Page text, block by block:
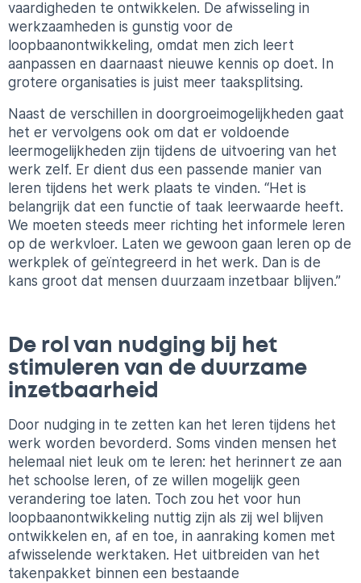
vaardigheden te ontwikkelen. De afwisseling in
werkzaamheden is gunstig voor de
loopbaanontwikkeling, omdat men zich leert
aanpassen en daarnaast nieuwe kennis op doet. In
grotere organisaties is juist meer taaksplitsing.
Naast de verschillen in doorgroeimogelijkheden gaat
het er vervolgens ook om dat er voldoende
leermogelijkheden zijn tijdens de uitvoering van het
werk zelf. Er dient dus een passende manier van
leren tijdens het werk plaats te vinden. “Het is
belangrijk dat een functie of taak leerwaarde heeft.
We moeten steeds meer richting het informele leren
op de werkvloer. Laten we gewoon gaan leren op de
werkplek of geïntegreerd in het werk. Dan is de
kans groot dat mensen duurzaam inzetbaar blijven.”
De rol van nudging bij het
stimuleren van de duurzame
inzetbaarheid
Door nudging in te zetten kan het leren tijdens het
werk worden bevorderd. Soms vinden mensen het
helemaal niet leuk om te leren: het herinnert ze aan
het schoolse leren, of ze willen mogelijk geen
verandering toe laten. Toch zou het voor hun
loopbaanontwikkeling nuttig zijn als zij wel blijven
ontwikkelen en, af en toe, in aanraking komen met
afwisselende werktaken. Het uitbreiden van het
takenpakket binnen een bestaande